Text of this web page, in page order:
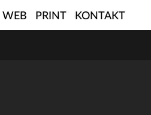
WEB PRINT KONTAKT